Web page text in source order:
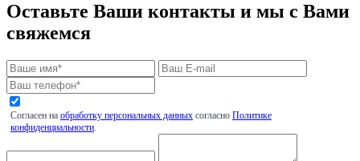
Оставьте Ваши контакты и мы с Вами
свяжемся
Согласен на обработку персональных данных согласно Политике
конфиденциальности.